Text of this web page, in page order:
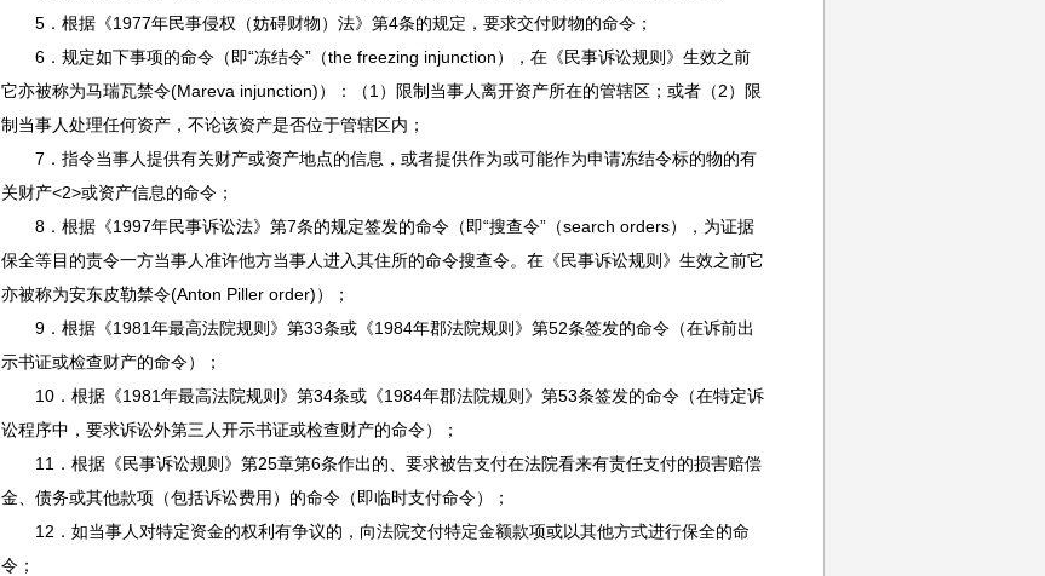
5．根据《1977年民事侵权（妨碍财物）法》第4条的规定，要求交付财物的命令；
6．规定如下事项的命令（即“冻结令”（the freezing injunction），在《民事诉讼规则》生效之前
它亦被称为马瑞瓦禁令(Mareva injunction)）：（1）限制当事人离开资产所在的管辖区；或者（2）限
制当事人处理任何资产，不论该资产是否位于管辖区内；
7．指令当事人提供有关财产或资产地点的信息，或者提供作为或可能作为申请冻结令标的物的有
关财产<2>或资产信息的命令；
8．根据《1997年民事诉讼法》第7条的规定签发的命令（即“搜查令”（search orders），为证据
保全等目的责令一方当事人准许他方当事人进入其住所的命令搜查令。在《民事诉讼规则》生效之前它
亦被称为安东皮勒禁令(Anton Piller order)）；
9．根据《1981年最高法院规则》第33条或《1984年郡法院规则》第52条签发的命令（在诉前出
示书证或检查财产的命令）；
10．根据《1981年最高法院规则》第34条或《1984年郡法院规则》第53条签发的命令（在特定诉
讼程序中，要求诉讼外第三人开示书证或检查财产的命令）；
11．根据《民事诉讼规则》第25章第6条作出的、要求被告支付在法院看来有责任支付的损害赔偿
金、债务或其他款项（包括诉讼费用）的命令（即临时支付命令）；
12．如当事人对特定资金的权利有争议的，向法院交付特定金额款项或以其他方式进行保全的命
令；